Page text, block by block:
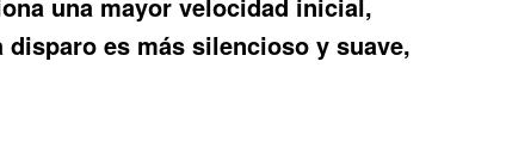
es más silencioso y suave,